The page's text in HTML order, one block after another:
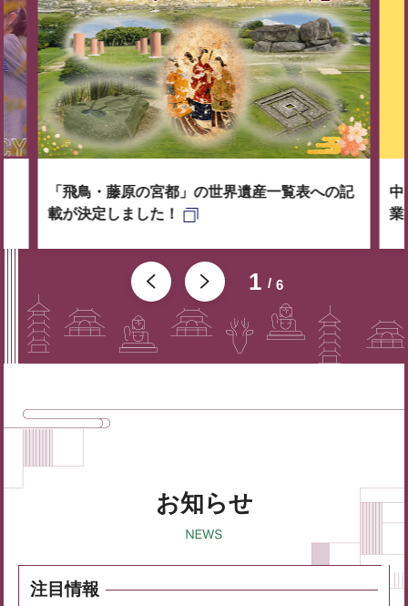
1 6
「飛鳥・藤原の宮都」の世界遺産一覧表への記
載が決定しました！
中
業
お知らせ
注目情報